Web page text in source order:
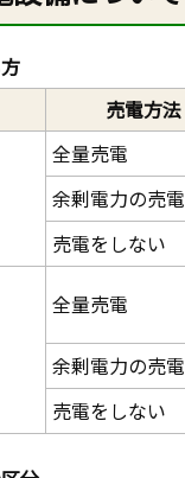
売電方法
全量売電
余剰電力の売電
売電をしない
全量売電
余剰電力の売電
売電をしない